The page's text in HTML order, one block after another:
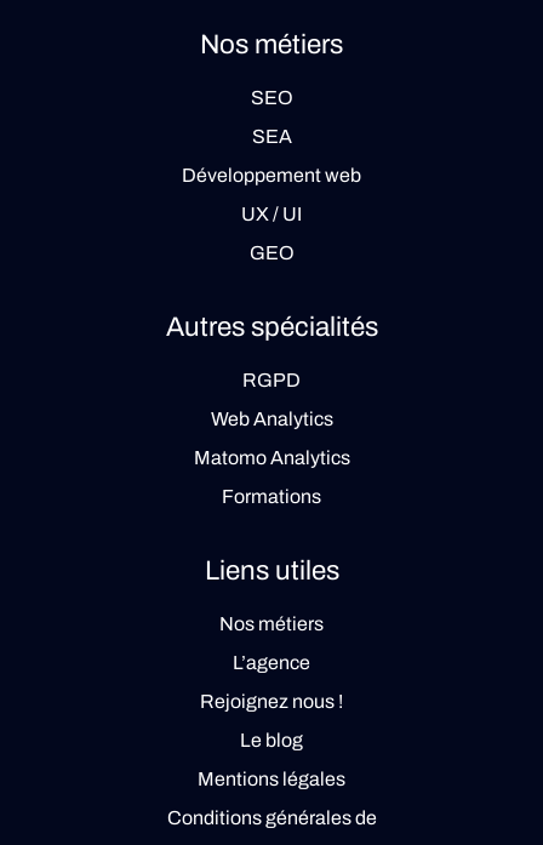
Nos métiers
SEO
SEA
Développement web
UX / UI
GEO
Autres spécialités
RGPD
Web Analytics
Matomo Analytics
Formations
Liens utiles
Nos métiers
L’agence
Rejoignez nous !
Le blog
Mentions légales
Conditions générales de